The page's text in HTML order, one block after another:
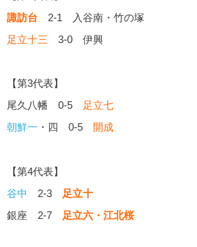
諏訪台 2-1 入谷南・竹の塚
足立十三 3-0 伊興
【第3代表】
尾久八幡 0-5 足立七
朝鮮一 ・四 0-5 開成
【第4代表】
谷中
2-3
足立十
銀座 2-7
足立六・江北桜